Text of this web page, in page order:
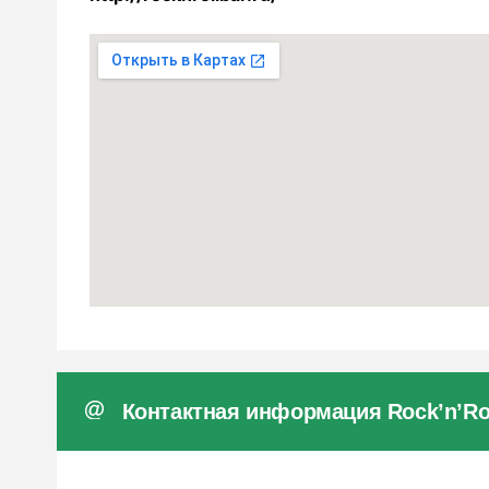
Контактная информация